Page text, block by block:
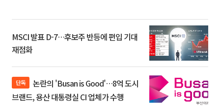
MSCI 발표 D-7…후보주 반등에 편입 기대
재점화
단독
브랜드, 용산 대통령실 CI 업체가 수행